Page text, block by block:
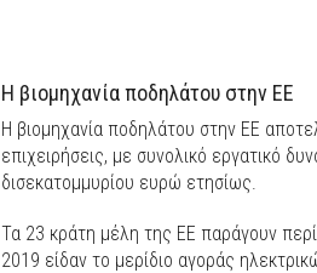
Η βιομηχανία ποδηλάτου στην ΕΕ
Η βιομηχανία ποδηλάτου στην ΕΕ
επιχειρήσεις, με συνολικό εργατικό
δισεκατομμυρίου ευρώ ετησίως.
Τα 23 κράτη μέλη της ΕΕ παράγουν
2019 είδαν το μερίδιο αγοράς